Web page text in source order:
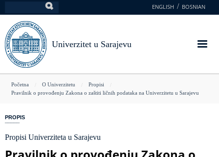
na
glavni
sadržaj
ENGLISH BOSNIAN
Univerzitet u Sarajevu
You
here
Početna O Univerzitetu
Propisi
Pravilnik o provođenju Zakona o zaštiti ličnih podataka na Univerzitetu u Sarajevu
PROPIS
Propisi Univerziteta u Sarajevu